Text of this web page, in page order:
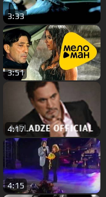
3:33
3:51
4:17
4:15